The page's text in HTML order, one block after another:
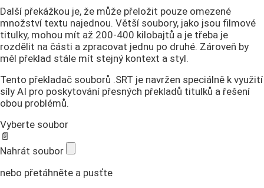
Další překážkou je, že může přeložit pouze omezené
množství textu najednou. Větší soubory, jako jsou filmové
titulky, mohou mít až 200-400 kilobajtů a je třeba je
rozdělit na části a zpracovat jednu po druhé. Zároveň by
měl překlad stále mít stejný kontext a styl.
Tento překladač souborů .SRT je navržen speciálně k využití
síly AI pro poskytování přesných překladů titulků a řešení
obou problémů.
Vyberte soubor
📄
Nahrát soubor
nebo přetáhněte a pusťte